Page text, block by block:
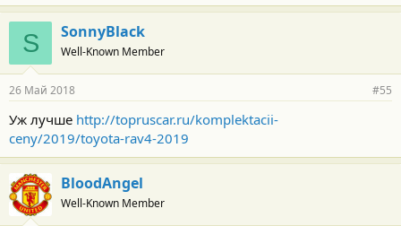
т
и
:
S SonnyBlack
Well-Known Member
26 Май 2018 #55
Уж лучше http://topruscar.ru/komplektacii-
ceny/2019/toyota-rav4-2019
BloodAngel
Well-Known Member